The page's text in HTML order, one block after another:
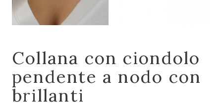
Collana con ciondolo
pendente a nodo con
brillanti